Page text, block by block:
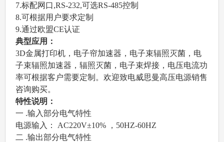
7.标配网口,RS-232,可选RS-485控制
8.可根据用户要求定制
9.通过欧盟CE认证
典型应用：
3D金属打印机，电子帘加速器，电子束辐照灭菌，电
子束辐照加速器，辐照灭菌，电子束焊接，电压电流功
率可根据客户需要定制。欢迎致电威思曼高压电源销售
咨询购买。
特性说明：
一 .输入部分电气特性
电源输入： AC220V±10% ，50HZ-60HZ
二 .输出部分电气特性